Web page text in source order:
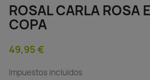
ROSAL CARLA ROSA
COPA
49,95 €
Impuestos incluidos